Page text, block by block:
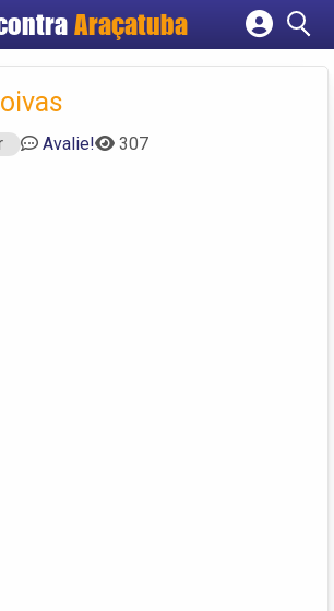
Araçatuba
Cadastrar empresa
Avalie! 307